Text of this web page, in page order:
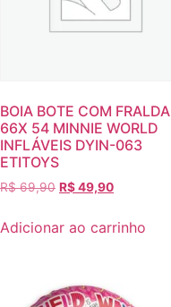
BOIA BOTE COM FRALDA
66X 54 MINNIE WORLD
INFLÁVEIS DYIN-063
ETITOYS
R$69,90 R$49,90
Adicionar ao carrinho